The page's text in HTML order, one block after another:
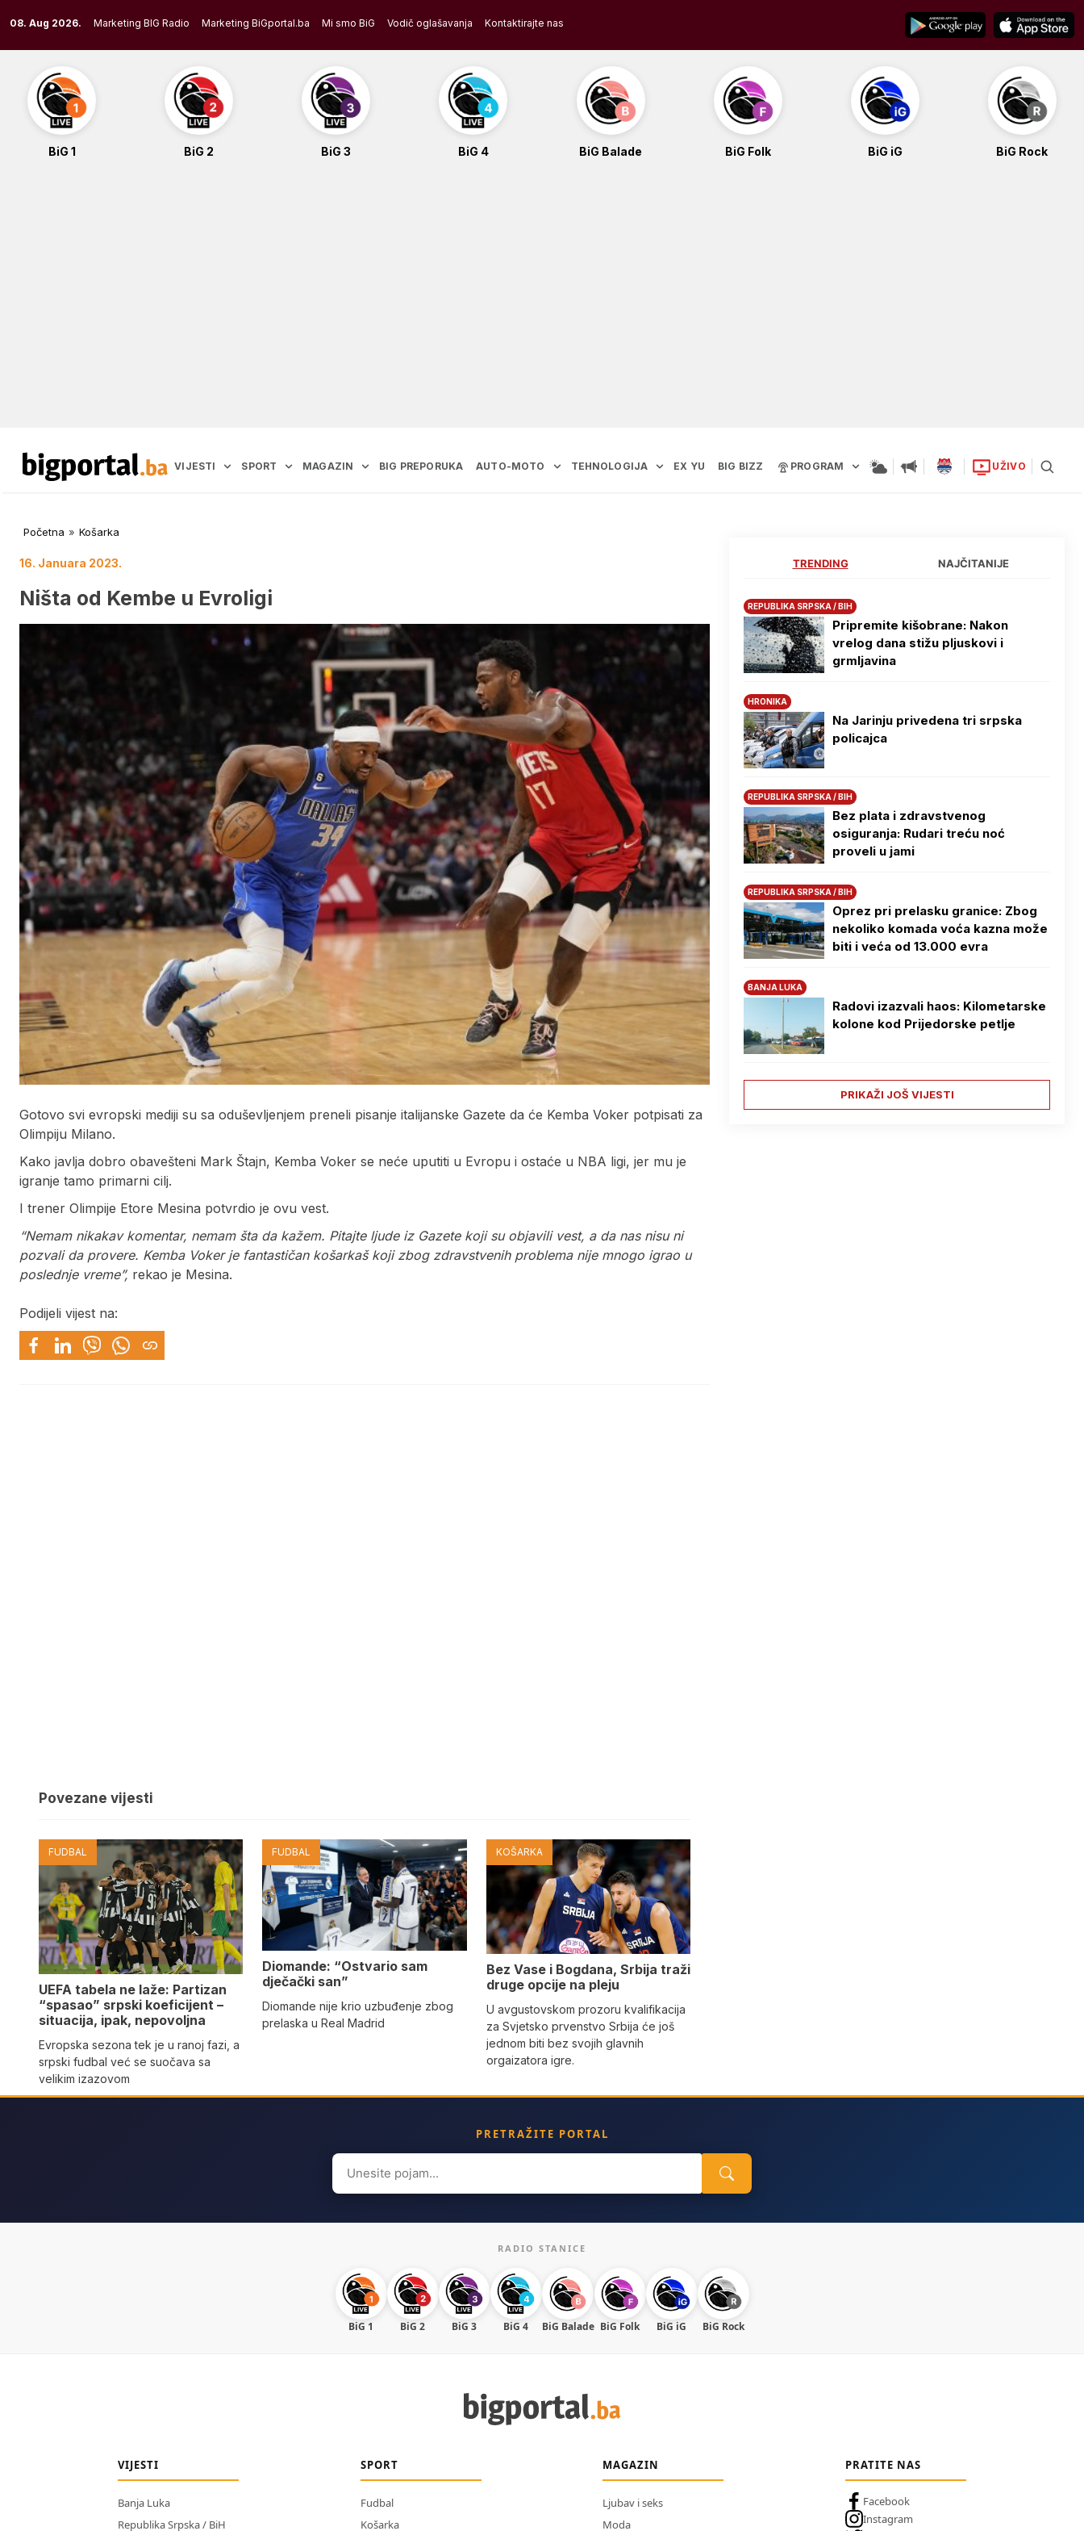
to
content
08. Aug 2026. Marketing BIG Radio Marketing BiGportal.ba Mi smo BiG Vodič oglašavanja Kontaktirajte nas
BiG 1 BiG 2 BiG 3 BiG 4 BiG Balade BiG Folk BiG iG BiG Rock
VIJESTI SPORT MAGAZIN BIG PREPORUKA AUTO-MOTO TEHNOLOGIJA EX YU BIG BIZZ PROGRAM UŽIVO
Početna » Košarka
16. Januara 2023.
Ništa od Kembe u Evroligi
Gotovo svi evropski mediji su sa oduševljenjem preneli pisanje italijanske Gazete da će Kemba Voker potpisati za
Olimpiju Milano.
Kako javlja dobro obavešteni Mark Štajn, Kemba Voker se neće uputiti u Evropu i ostaće u NBA ligi, jer mu je
igranje tamo primarni cilj.
I trener Olimpije Etore Mesina potvrdio je ovu vest.
“Nemam nikakav komentar, nemam šta da kažem. Pitajte ljude iz Gazete koji su objavili vest, a da nas nisu ni
pozvali da provere. Kemba Voker je fantastičan košarkaš koji zbog zdravstvenih problema nije mnogo igrao u
poslednje vreme”, rekao je Mesina.
Podijeli vijest na:
Povezane vijesti
FUDBAL
UEFA tabela ne laže: Partizan
“spasao” srpski koeficijent –
situacija, ipak, nepovoljna
Evropska sezona tek je u ranoj fazi, a
srpski fudbal već se suočava sa
velikim izazovom
FUDBAL
Diomande: “Ostvario sam
dječački san”
Diomande nije krio uzbuđenje zbog
prelaska u Real Madrid
KOŠARKA
Bez Vase i Bogdana, Srbija traži
druge opcije na pleju
U avgustovskom prozoru kvalifikacija
za Svjetsko prvenstvo Srbija će još
jednom biti bez svojih glavnih
orgaizatora igre.
TRENDING NAJČITANIJE
REPUBLIKA SRPSKA / BIH
Pripremite kišobrane: Nakon
vrelog dana stižu pljuskovi i
grmljavina
HRONIKA
Na Јarinju privedena tri srpska
policajca
REPUBLIKA SRPSKA / BIH
Bez plata i zdravstvenog
osiguranja: Rudari treću noć
proveli u jami
REPUBLIKA SRPSKA / BIH
Oprez pri prelasku granice: Zbog
nekoliko komada voća kazna može
biti i veća od 13.000 evra
BANJA LUKA
Radovi izazvali haos: Kilometarske
kolone kod Prijedorske petlje
PRIKAŽI JOŠ VIJESTI
PRETRAŽITE PORTAL
Search
for:
RADIO STANICE
BiG 1 BiG 2 BiG 3 BiG 4 BiG Balade BiG Folk BiG iG BiG Rock
VIJESTI
Banja Luka
Republika Srpska / BiH
SPORT
Fudbal
Košarka
MAGAZIN
Ljubav i seks
Moda
PRATITE NAS
Facebook
Instagram